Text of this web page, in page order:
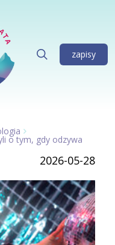
zapisy
o tym, gdy odzywa
2026-05-28